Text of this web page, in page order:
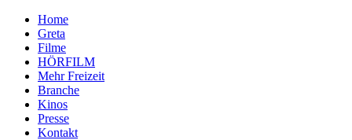
Home
Greta
Filme
HÖRFILM
Mehr Freizeit
Branche
Kinos
Presse
Kontakt